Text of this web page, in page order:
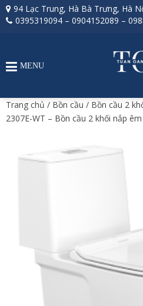
94 Lạc Trung, Hà Bà Trưng, Hà
0395319094 – 0904152089 –
MENU
Trang chủ / Bồn cầu / Bồn cầu 2
2307E-WT – Bồn cầu 2 khối nắp êm